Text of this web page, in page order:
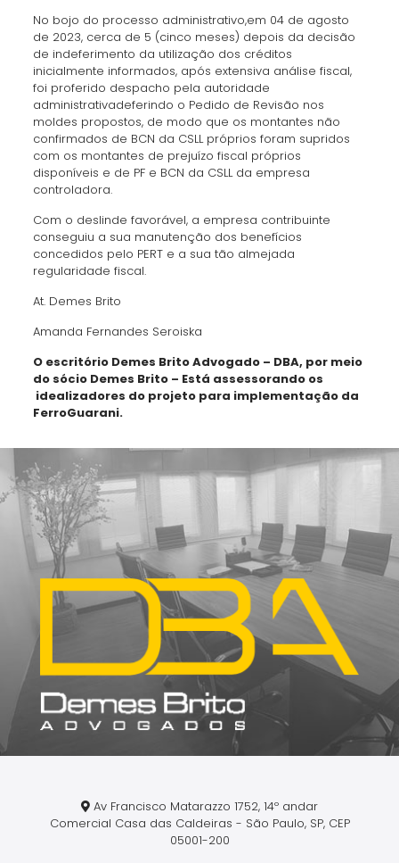
No bojo do processo administrativo,em 04 de agosto
de 2023, cerca de 5 (cinco meses) depois da decisão
de indeferimento da utilização dos créditos
inicialmente informados, após extensiva análise fiscal,
foi proferido despacho pela autoridade
administrativadeferindo o Pedido de Revisão nos
moldes propostos, de modo que os montantes não
confirmados de BCN da CSLL próprios foram supridos
com os montantes de prejuízo fiscal próprios
disponíveis e de PF e BCN da CSLL da empresa
controladora.
Com o deslinde favorável, a empresa contribuinte
conseguiu a sua manutenção dos benefícios
concedidos pelo PERT e a sua tão almejada
regularidade fiscal.
At. Demes Brito
Amanda Fernandes Seroiska
O escritório Demes Brito Advogado – DBA, por meio
do sócio Demes Brito – Está assessorando os
idealizadores do projeto para implementação da
FerroGuarani.
Av Francisco Matarazzo 1752, 14º andar
Comercial Casa das Caldeiras - São Paulo, SP, CEP
05001-200